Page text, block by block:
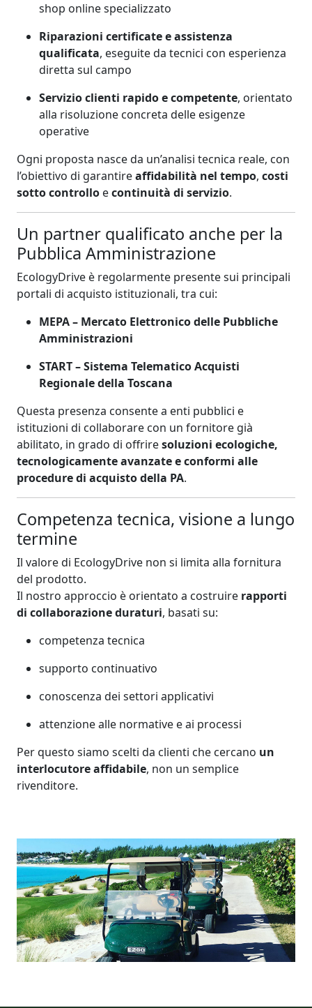
shop online specializzato
Riparazioni certificate e assistenza
qualificata, eseguite da tecnici con esperienza
diretta sul campo
Servizio clienti rapido e competente, orientato
alla risoluzione concreta delle esigenze
operative
Ogni proposta nasce da un’analisi tecnica reale, con
l’obiettivo di garantireaffidabilità nel tempo, costi
sotto controllo econtinuità di servizio.
Un partner qualificato anche per la
Pubblica Amministrazione
EcologyDrive è regolarmente presente sui principali
portali di acquisto istituzionali, tra cui:
MEPA – Mercato Elettronico delle Pubbliche
Amministrazioni
START – Sistema Telematico Acquisti
Regionale della Toscana
Questa presenza consente a enti pubblici e
istituzioni di collaborare con un fornitore già
abilitato, in grado di offriresoluzioni ecologiche,
tecnologicamente avanzate e conformi alle
procedure di acquisto della PA.
Competenza tecnica, visione a lungo
termine
Il valore di EcologyDrive non si limita alla fornitura
del prodotto.
Il nostro approccio è orientato a costruire rapporti
di collaborazione duraturi, basati su:
competenza tecnica
supporto continuativo
conoscenza dei settori applicativi
attenzione alle normative e ai processi
Per questo siamo scelti da clienti che cercano un
interlocutore affidabile, non un semplice
rivenditore.